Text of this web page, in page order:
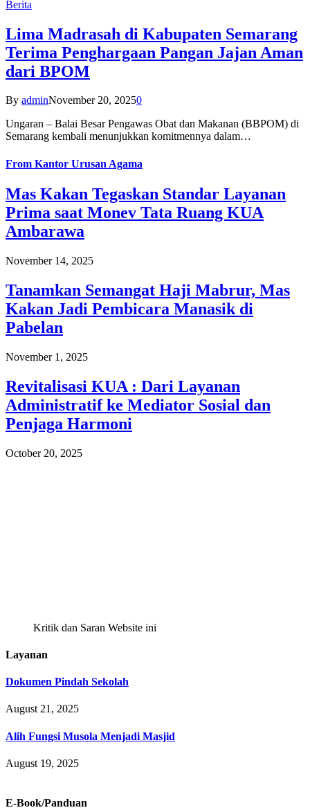
Berita
Lima Madrasah di Kabupaten Semarang
Terima Penghargaan Pangan Jajan Aman
dari BPOM
By adminNovember 20, 20250
Ungaran – Balai Besar Pengawas Obat dan Makanan (BBPOM) di
Semarang kembali menunjukkan komitmennya dalam…
From Kantor Urusan Agama
Mas Kakan Tegaskan Standar Layanan
Prima saat Monev Tata Ruang KUA
Ambarawa
November 14, 2025
Tanamkan Semangat Haji Mabrur, Mas
Kakan Jadi Pembicara Manasik di
Pabelan
November 1, 2025
Revitalisasi KUA : Dari Layanan
Administratif ke Mediator Sosial dan
Penjaga Harmoni
October 20, 2025
Kritik dan Saran Website ini
Layanan
Dokumen Pindah Sekolah
August 21, 2025
Alih Fungsi Musola Menjadi Masjid
August 19, 2025
E-Book/Panduan